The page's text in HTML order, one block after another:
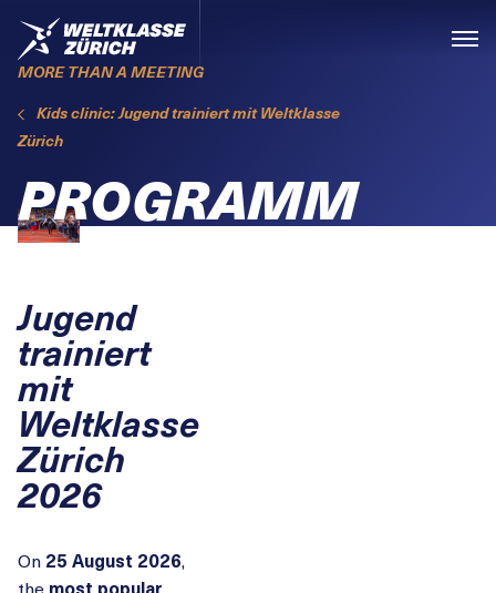
Skiplinks
Home
MORE THAN A MEETING
Menü
Kids clinic: Jugend trainiert mit Weltklasse
Zürich
PROGRAMM
Jugend
trainiert
mit
Weltklasse
Zürich
2026
On 25 August 2026,
the most popular